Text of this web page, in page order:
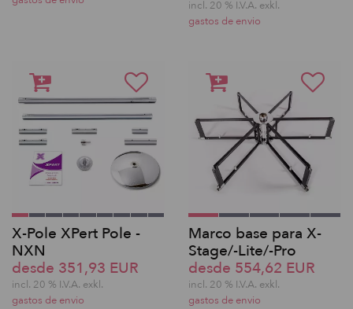
incl. 20 % I.V.A. exkl.
gastos de envio
X-Pole XPert Pole -
NXN
desde 351,93 EUR
incl. 20 % I.V.A. exkl.
gastos de envio
Marco base para X-
Stage/-Lite/-Pro
desde 554,62 EUR
incl. 20 % I.V.A. exkl.
gastos de envio